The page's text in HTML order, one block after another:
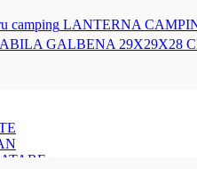
LANTERNA
GALBENA 29X29X28